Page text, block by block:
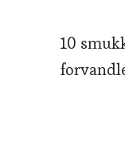
10